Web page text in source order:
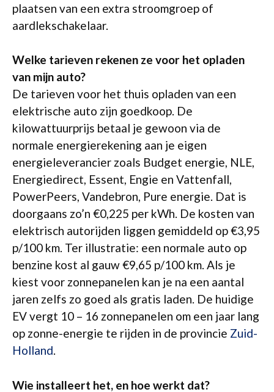
plaatsen van een extra stroomgroep of
aardlekschakelaar.
Welke tarieven rekenen ze voor het opladen
van mijn auto?
De tarieven voor het thuis opladen van een
elektrische auto zijn goedkoop. De
kilowattuurprijs betaal je gewoon via de
normale energierekening aan je eigen
energieleverancier zoals Budget energie, NLE,
Energiedirect, Essent, Engie en Vattenfall,
PowerPeers, Vandebron, Pure energie. Dat is
doorgaans zo’n €0,225 per kWh. De kosten van
elektrisch autorijden liggen gemiddeld op €3,95
p/100 km. Ter illustratie: een normale auto op
benzine kost al gauw €9,65 p/100 km. Als je
kiest voor zonnepanelen kan je na een aantal
jaren zelfs zo goed als gratis laden. De huidige
EV vergt 10 – 16 zonnepanelen om een jaar lang
op zonne-energie te rijden in de provincie Zuid-
Holland.
Wie installeert het, en hoe werkt dat?